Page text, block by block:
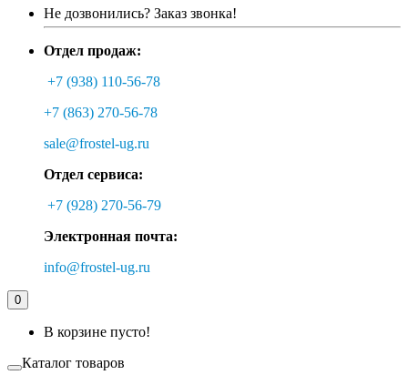
Не дозвонились? Заказ звонка!
Отдел продаж:
+7 (938) 110-56-78
+7 (863) 270-56-78
sale@frostel-ug.ru
Отдел сервиса:
+7 (928) 270-56-79
Электронная почта:
info@frostel-ug.ru
0
В корзине пусто!
Каталог товаров